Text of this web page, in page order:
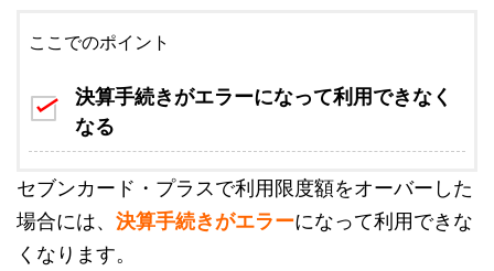
ここでのポイント
決算手続きがエラーになって利用できなく
なる
セブンカード・プラスで利用限度額をオーバーした
場合には、 決算手続きがエラーになって利用できな
くなります。